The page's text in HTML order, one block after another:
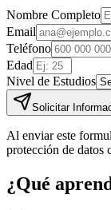
Nombre Completo
Email
Teléfono
Edad
Nivel de Estudios
Solicitar
Al enviar este
protección de datos
¿Qué